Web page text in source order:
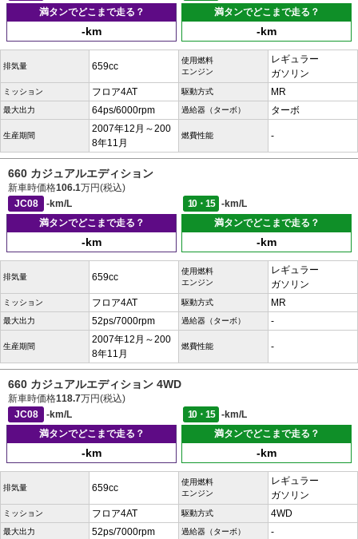
満タンでどこまで走る？
-km
満タンでどこまで走る？
-km
排気量 659cc
使用燃料
エンジン
レギュラー
ガソリン
ミッション フロア4AT 駆動方式 MR
最大出力 64ps/6000rpm 過給器（ターボ） ターボ
生産期間
2007年12月～200
8年11月
燃費性能 -
660 カジュアルエディション
新車時価格106.1万円(税込)
JC08
-km/L 10・15
-km/L
満タンでどこまで走る？
-km
満タンでどこまで走る？
-km
排気量 659cc
使用燃料
エンジン
レギュラー
ガソリン
ミッション フロア4AT 駆動方式 MR
最大出力 52ps/7000rpm 過給器（ターボ） -
生産期間
2007年12月～200
8年11月
燃費性能 -
660 カジュアルエディション 4WD
新車時価格118.7万円(税込)
JC08
-km/L 10・15
-km/L
満タンでどこまで走る？
-km
満タンでどこまで走る？
-km
排気量 659cc
使用燃料
エンジン
レギュラー
ガソリン
ミッション フロア4AT 駆動方式 4WD
最大出力 52ps/7000rpm 過給器（ターボ） -